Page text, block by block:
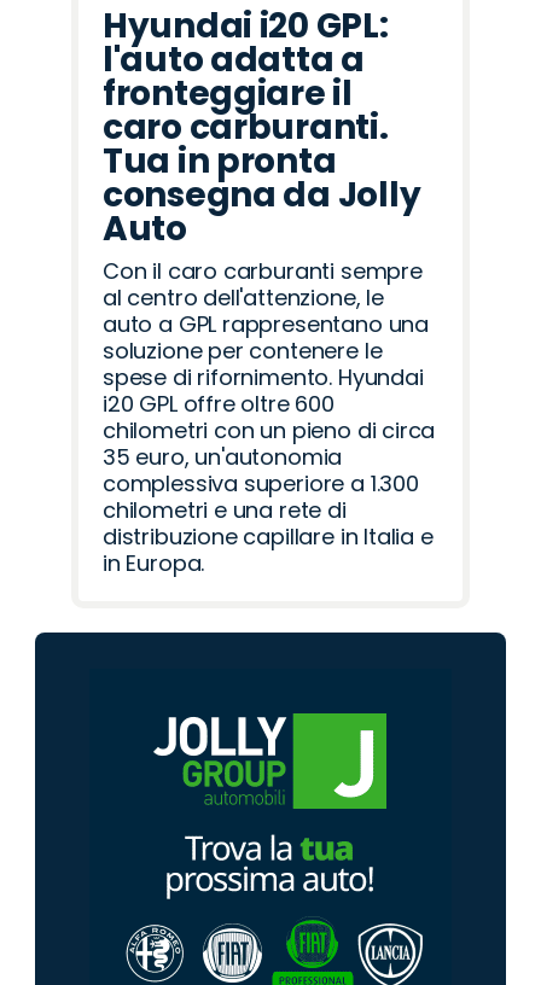
Hyundai i20 GPL:
l'auto adatta a
fronteggiare il
caro carburanti.
Tua in pronta
consegna da Jolly
Auto
Con il caro carburanti sempre
al centro dell'attenzione, le
auto a GPL rappresentano una
soluzione per contenere le
spese di rifornimento. Hyundai
i20 GPL offre oltre 600
chilometri con un pieno di circa
35 euro, un'autonomia
complessiva superiore a 1.300
chilometri e una rete di
distribuzione capillare in Italia e
in Europa.